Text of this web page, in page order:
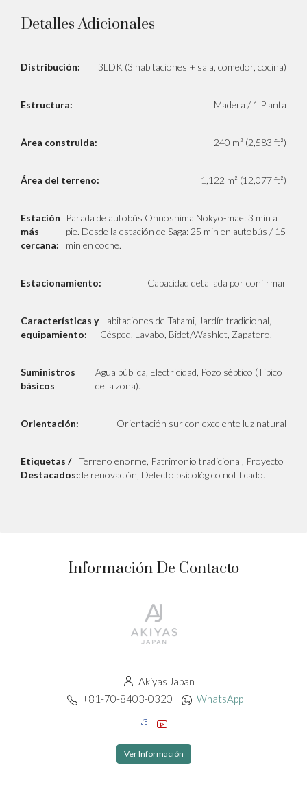
Detalles Adicionales
Distribución: 3LDK (3 habitaciones + sala, comedor, cocina)
Estructura: Madera / 1 Planta
Área construida: 240 m² (2,583 ft²)
Área del terreno: 1,122 m² (12,077 ft²)
Estación
más
cercana:
Parada de autobús Ohnoshima Nokyo-mae: 3 min a
pie. Desde la estación de Saga: 25 min en autobús / 15
min en coche.
Estacionamiento: Capacidad detallada por confirmar
Características y
equipamiento:
Habitaciones de Tatami, Jardín tradicional,
Césped, Lavabo, Bidet/Washlet, Zapatero.
Suministros
básicos
Agua pública, Electricidad, Pozo séptico (Típico
de la zona).
Orientación: Orientación sur con excelente luz natural
Etiquetas /
Destacados:
Terreno enorme, Patrimonio tradicional, Proyecto
de renovación, Defecto psicológico notificado.
Información De Contacto
Akiyas Japan
+81-70-8403-0320
WhatsApp
Ver Información